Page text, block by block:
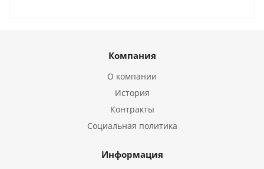
Компания
О компании
История
Контракты
Социальная политика
Информация